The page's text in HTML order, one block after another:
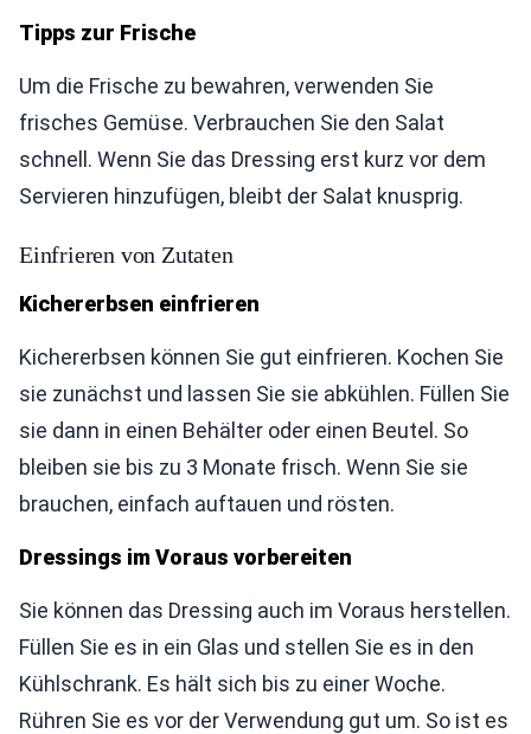
Tipps zur Frische
Um die Frische zu bewahren, verwenden Sie
frisches Gemüse. Verbrauchen Sie den Salat
schnell. Wenn Sie das Dressing erst kurz vor dem
Servieren hinzufügen, bleibt der Salat knusprig.
Einfrieren von Zutaten
Kichererbsen einfrieren
Kichererbsen können Sie gut einfrieren. Kochen Sie
sie zunächst und lassen Sie sie abkühlen. Füllen Sie
sie dann in einen Behälter oder einen Beutel. So
bleiben sie bis zu 3 Monate frisch. Wenn Sie sie
brauchen, einfach auftauen und rösten.
Dressings im Voraus vorbereiten
Sie können das Dressing auch im Voraus herstellen.
Füllen Sie es in ein Glas und stellen Sie es in den
Kühlschrank. Es hält sich bis zu einer Woche.
Rühren Sie es vor der Verwendung gut um. So ist es